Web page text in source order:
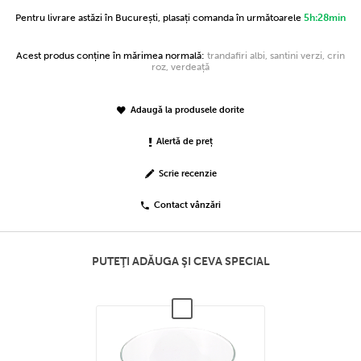
Pentru livrare astăzi în București, plasați comanda în următoarele 5h:28min
Acest produs conține în mărimea normală: trandafiri albi, santini verzi, crin
roz, verdeață
Adaugă la produsele dorite
Alertă de preț
Scrie recenzie
Contact vânzări
PUTEŢI ADĂUGA ŞI CEVA SPECIAL